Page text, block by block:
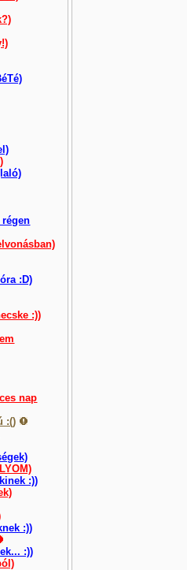
:D)
:))
nap
:()
:))
:))
:))